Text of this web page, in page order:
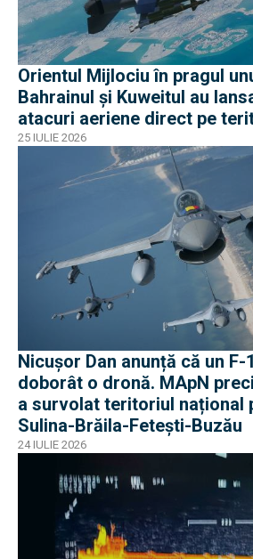
Orientul Mijlociu în pragul
Bahrainul și Kuweitul au
atacuri aeriene direct pe
25 IULIE 2026
Nicușor Dan anunță că un
doborât o dronă. MApN
a survolat teritoriul național
Sulina-Brăila-Fetești-Buzău
24 IULIE 2026